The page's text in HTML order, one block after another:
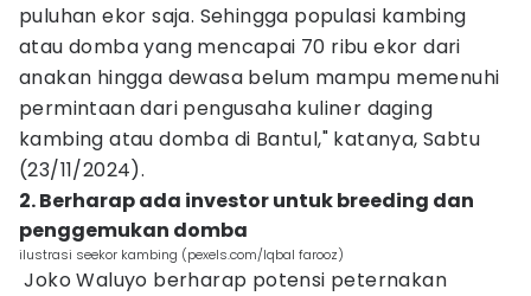
puluhan ekor saja. Sehingga populasi kambing
atau domba yang mencapai 70 ribu ekor dari
anakan hingga dewasa belum mampu memenuhi
permintaan dari pengusaha kuliner daging
kambing atau domba di Bantul," katanya, Sabtu
(23/11/2024).
2. Berharap ada investor untuk breeding dan
penggemukan domba
ilustrasi seekor kambing (pexels.com/Iqbal farooz)
Joko Waluyo berharap potensi peternakan